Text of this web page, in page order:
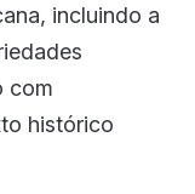
incluindo a
com
histórico